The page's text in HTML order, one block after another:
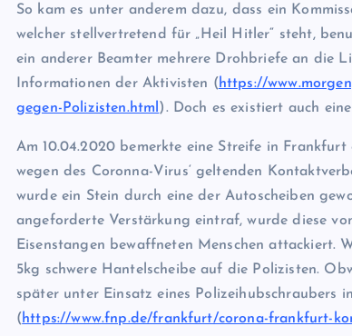
So kam es unter anderem dazu, dass ein
welcher stellvertretend für „Heil Hitler“ steht,
ein anderer Beamter mehrere Drohbriefe an die
Informationen der Aktivisten (https://
gegen-Polizisten.html ). Doch es existiert auch
Am 10.04.2020 bemerkte eine Streife in
wegen des Coronna-Virus‘ geltenden
wurde ein Stein durch eine der Autoscheiben
angeforderte Verstärkung eintraf, wurde diese
Eisenstangen bewaffneten Menschen attackiert.
5kg schwere Hantelscheibe auf die Polizisten.
später unter Einsatz eines Polizeihubschraubers
(https://www.fnp.de/frankfurt/corona-frankfurt-